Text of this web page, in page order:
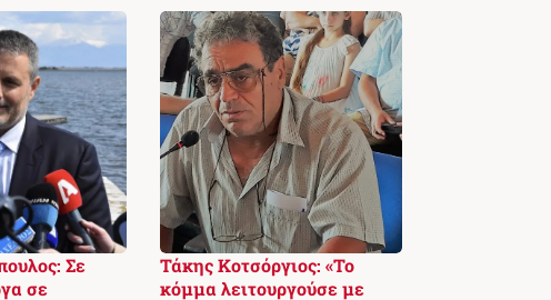
Σε
σε
Τάκης Κοτσόργιος: «Το
κόμμα λειτουργούσε με